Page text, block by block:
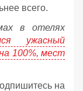
всего.
в отелях
ужасный
100%, мест
на